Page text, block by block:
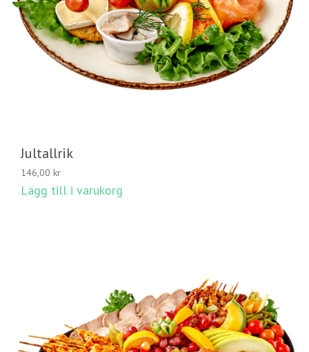
Jultallrik
146,00 kr
Lägg till i varukorg